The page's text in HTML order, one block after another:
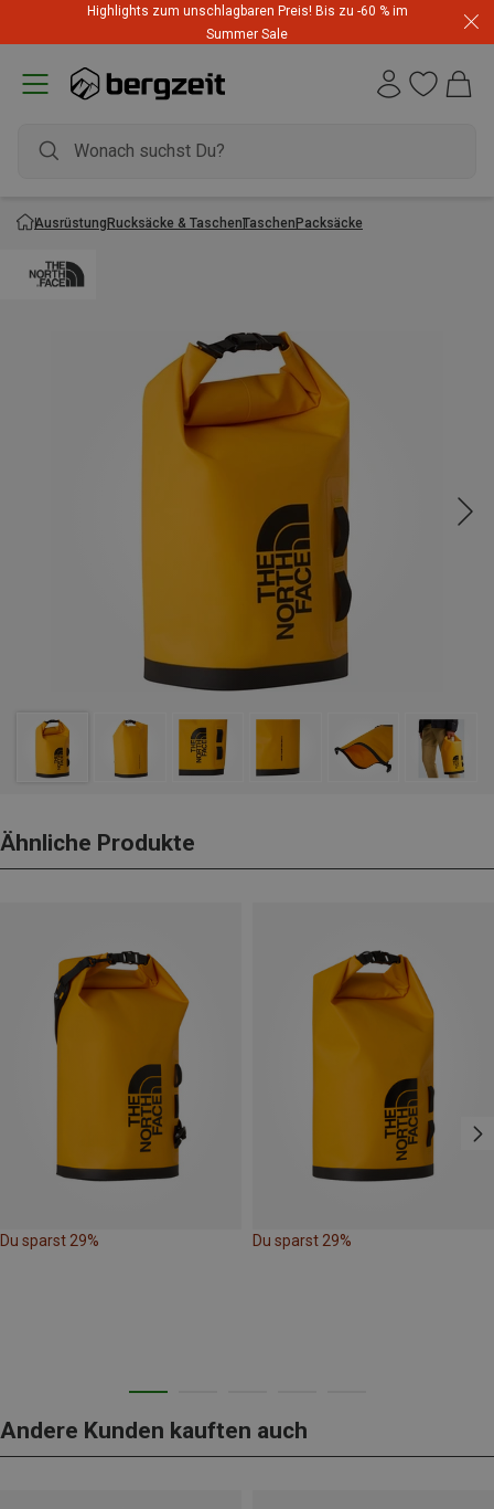
Highlights zum unschlagbaren Preis! Bis zu -60 % im
Summer Sale
AusrüstungRucksäcke & TaschenTaschenPacksäcke
Ähnliche Produkte
Du sparst 29% Du sparst 29%
Andere Kunden kauften auch